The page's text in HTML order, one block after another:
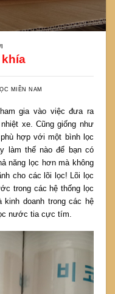
MIỀN NAM
gia vào việc đưa ra
xe. Cũng giống như
hợp với một bình lọc
làm thế nào để bạn có
năng lọc hơn mà không
cho các lõi lọc! Lõi lọc
trong các hệ thống lọc
doanh trong các hệ
nước tia cực tím.